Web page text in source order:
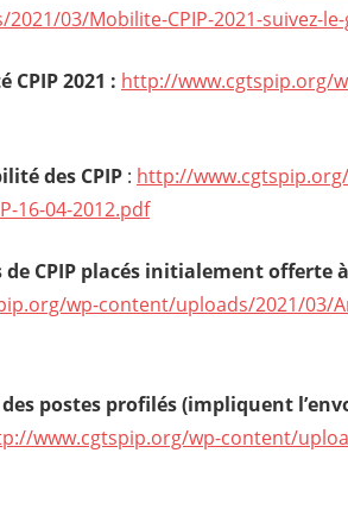
03/Mobilite-CPIP-2021-suivez-
2021 : http://www.cgtspip.org/
des CPIP : http://
16-04-2012.pdf
de CPIP placés initialement offerte
wp-content/uploads/2021/03/
postes profilés (impliquent
www.cgtspip.org/wp-content/